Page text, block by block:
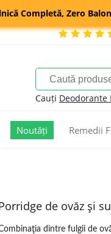
Completă, Zero
Cauți Deodorante
Noutăți Remedii
de ovăz şi
dintre fulgii de